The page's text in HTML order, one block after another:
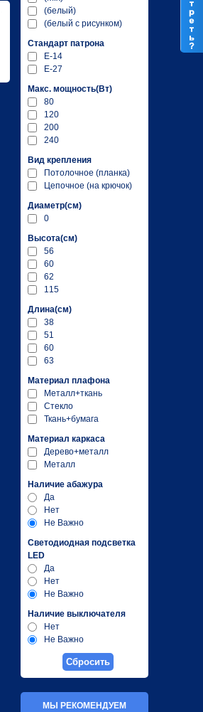
(белый)
(белый с рисунком)
Стандарт патрона
E-14
E-27
Макc. мощность(Вт)
80
120
200
240
Вид крепления
Потолочное (планка)
Цепочное (на крючок)
Диаметр(см)
0
Высота(см)
56
60
62
115
Длина(см)
38
51
60
63
Материал плафона
Металл+ткань
Стекло
Ткань+бумага
Материал каркаса
Дерево+металл
Металл
Наличие абажура
Да
Нет
Не Важно
Светодиодная подсветка
LED
Да
Нет
Не Важно
Наличие выключателя
Нет
Не Важно
МЫ РЕКОМЕНДУЕМ